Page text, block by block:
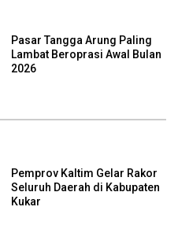
Pasar Tangga Arung Paling
Lambat Beroprasi Awal Bulan
2026
Pemprov Kaltim Gelar Rakor
Seluruh Daerah di Kabupaten
Kukar